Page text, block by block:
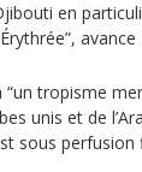
en
tropisme
unis et de
sous perfusion